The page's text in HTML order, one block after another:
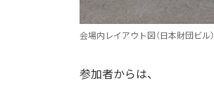
会場内レイアウト図（日本財団ビル）
参加者からは、